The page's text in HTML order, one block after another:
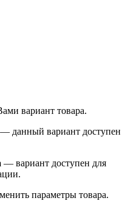
вариант товара.
— данный вариант доступен
— вариант доступен для
параметры товара.